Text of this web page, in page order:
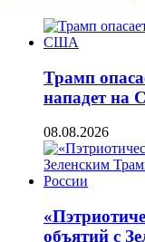
Трамп
нападет
08.08.2026
объятий с